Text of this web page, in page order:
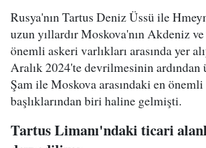
Rusya'nın Tartus Deniz Üssü ile
uzun yıllardır Moskova'nın Akdeniz
önemli askeri varlıkları arasında yer
Aralık 2024'te devrilmesinin ardından
Şam ile Moskova arasındaki en
başlıklarından biri haline gelmişti.
Tartus Limanı'ndaki ticari